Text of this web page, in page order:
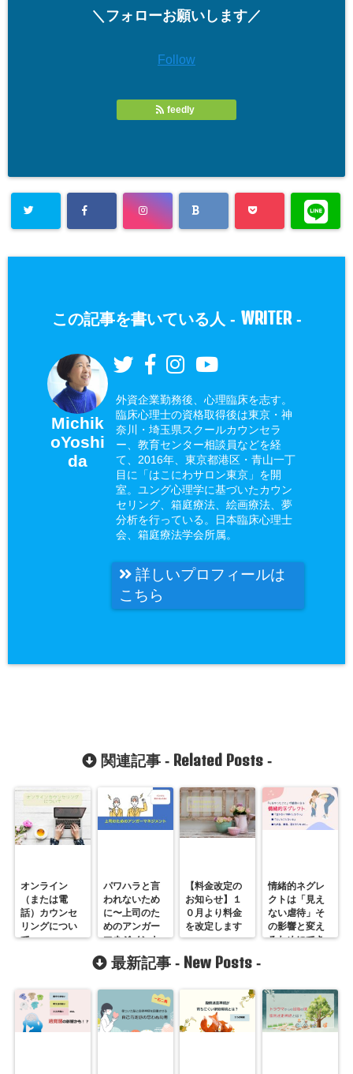
＼フォローお願いします／
Follow
feedly
この記事を書いている人 - WRITER-
Michik
oYoshi
da
外資企業勤務後、心理臨床を志す。
臨床心理士の資格取得後は東京・神
奈川・埼玉県スクールカウンセラ
ー、教育センター相談員などを経
て、2016年、東京都港区・青山一丁
目に「はこにわサロン東京」を開
室。ユング心理学に基づいたカウン
セリング、箱庭療法、絵画療法、夢
分析を行っている。日本臨床心理士
会、箱庭療法学会所属。
詳しいプロフィールは
こちら
関連記事 - Related Posts-
オンライン
（または電
話）カウンセ
リングについ
て
パワハラと言
われないため
に〜上司のた
めのアンガー
マネジメント
【料金改定の
お知らせ】１
０月より料金
を改定します
情緒的ネグレ
クトは「見え
ない虐待」そ
の影響と変え
るためにでき
最新記事 - New Posts -